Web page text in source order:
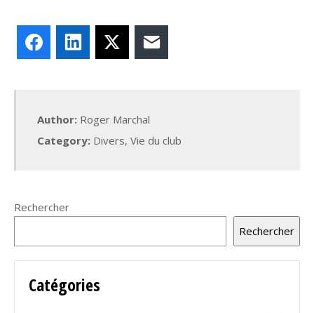
FacebookLinkedIn
Author: Roger Marchal
Category: Divers, Vie du club
Rechercher
Rechercher
Catégories